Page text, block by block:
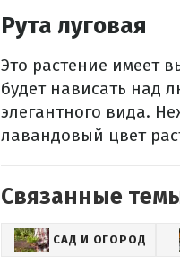
Рута луговая
Это растение имеет
будет нависать над
элегантного вида.
лавандовый цвет
Связанные
САД И ОГОРОД